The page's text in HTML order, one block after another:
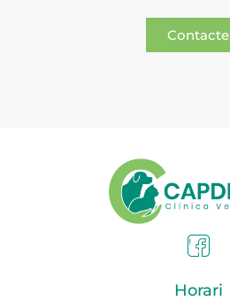
Contacte
Horari